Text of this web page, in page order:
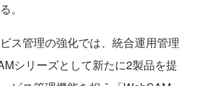
。
ス管理の強化では、統合運用管理
シリーズとして新たに2製品を提